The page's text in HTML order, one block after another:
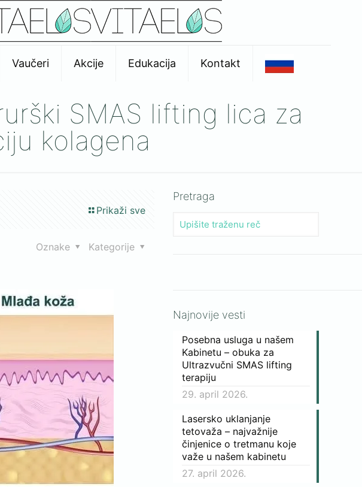
Vaučeri Akcije Edukacija Kontakt
SMAS lifting lica za
kolagena
Prikaži sve
Kategorije
Oznake
Pretraga
Najnovije vesti
Posebna usluga u našem
Kabinetu – obuka za
Ultrazvučni SMAS lifting
terapiju
29. april 2026.
Lasersko uklanjanje
tetovaža – najvažnije
činjenice o tretmanu koje
važe u našem kabinetu
27. april 2026.